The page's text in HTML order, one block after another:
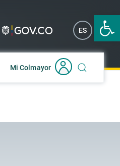
Abrir
ES EN
Mi Colmayor